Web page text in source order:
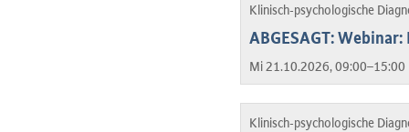
Klinisch-psychologische
ABGESAGT:
Mi 21.10.2026,
Klinisch-psychologische